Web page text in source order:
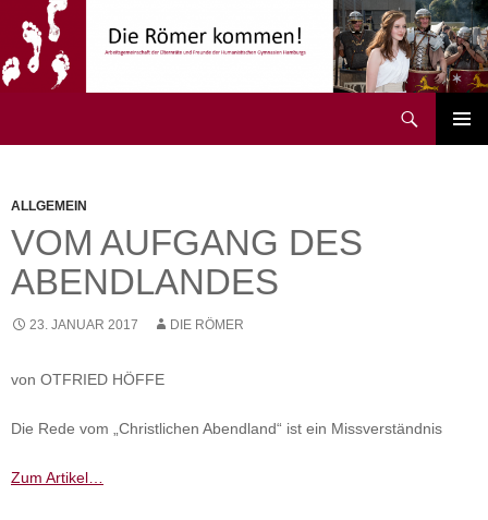
Inhalt
springen
ALLGEMEIN
VOM AUFGANG DES
ABENDLANDES
23. JANUAR 2017 DIE RÖMER
von OTFRIED HÖFFE
Die Rede vom „Christlichen Abendland“ ist ein Missverständnis
Zum Artikel…